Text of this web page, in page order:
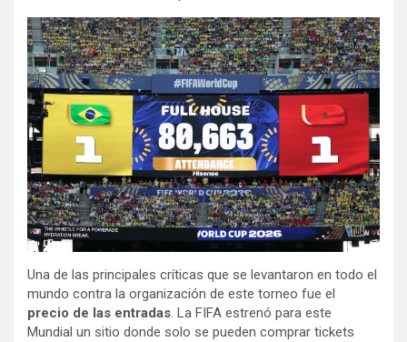
Una de las principales críticas que se levantaron en todo el
mundo contra la organización de este torneo fue el
precio de las entradas. La FIFA estrenó para este
Mundial un sitio donde solo se pueden comprar tickets